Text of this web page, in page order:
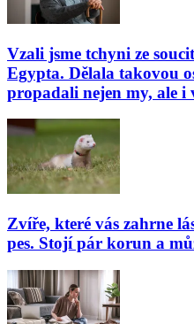
Vzali jsme tchyni ze
Egypta. Dělala takovou
propadali nejen my, ale i
Zvíře, které vás zahrne
pes. Stojí pár korun a